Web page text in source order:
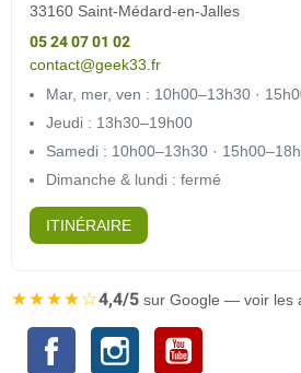
33160 Saint-Médard-en-Jalles
05 24 07 01 02
contact@geek33.fr
Mar, mer, ven : 10h00–13h30 ·
Jeudi : 13h30–19h00
Samedi : 10h00–13h30 ·
Dimanche & lundi : fermé
ITINÉRAIRE
★★★★☆4,4/5 sur Google — voir les
Facebook Instagram